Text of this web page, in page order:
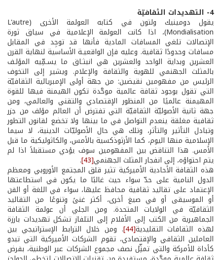
4- التهديدات الثقافيّة
يقول دومينيك ولتون في كتابه العولمة الأخرى (L'autre
Mondialisation)، اذا كانت العولمة الإعلامية في سياق ثورة
الإتصالات تلغي المسافات المادية فأنها قد توجِد في المقابل
مسافات وحدودًا ثقافية. وعليه فإن الواقعيـة الأساسية لنهاية القرن
العشرين وبداية الواحد والعشرين هي انبثـاق ما يسـمِّيه المؤلـف
بالمثلث الجهنمي للهوية والثقافة والإعلام. ويشير إلى التخوف
الرئيس من مفهومين نقيضين: من جهة أولى الإمبريالية الثقافيّة
التي تقول بوجود ثقافة عالمية موحَّدة تكون الهيمنة فيها للقوة
المهيمنة عالميًا من المنظور الإقتصادي والتقني والعالمي، ومن
جهة ثانية الأصوليّة الثقافيّة التي تفترض أن العالم مؤلف من جزر
ثقافية مغلقة ينعدم التواصل في ما بينها ولا تخضع لقانون التطور
وتبادل التأثير والتأثر، وتلك هي حال الأصوليّات الدينية، لا سيما
الإسلامية منها اليوم، كما الأرثوذكسية بالأمس، والكاثوليكية ما قبل
الأمس. هذا التناقض بين المفهومين سوف يؤدي مستقبلاً اذا لم
يتم احتواؤه، إلى انفجار المثلث الجهنمي[43]
.
هذه الثقافة الأحادية الأميركية تثير قلق المجتمع الأوروبي ومعظم
الدول النامية على حدّ سواء حيث غالبًا ما يكون في استطاعتها
الإعتماد على تقاليد ثقافية محافظ عليها، سواء في اللغة أو الفن
أو الموسيقى أو في صيغ أخرى، أكثر غنىً وتنوعًا من التقاليد
الثقافيّة في الولايات المتحدة. ومن الجلي أن عولمة الثقافة
الجماهيرية من الكتب إلى الأفلام إلى التلفاز تشكل تهديدات بارزة
لهذه الثقافات التقليدية[44] . ومن خلال الترابط الإستراتيجي بين
العاملين الثقافي والإقتصادي، تقوم الشركات الأميركية التي تبدو
كأداة للأمركة والتي تمثِّل نصف مجموع الشركات عبر الوطنية، بفرض